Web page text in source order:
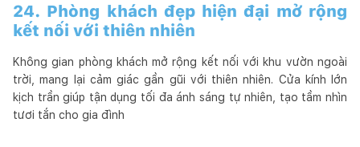
24. Phòng khách đẹp hiện đại mở rộng
kết nối với thiên nhiên
Không gian phòng khách mở rộng kết nối với khu vườn ngoài
trời, mang lại cảm giác gần gũi với thiên nhiên. Cửa kính lớn
kịch trần giúp tận dụng tối đa ánh sáng tự nhiên, tạo tầm nhìn
tươi tắn cho gia đình